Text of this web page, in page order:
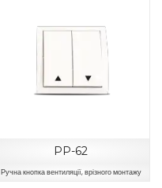
РР-62
Ручна кнопка вентиляції, врізного монтажу